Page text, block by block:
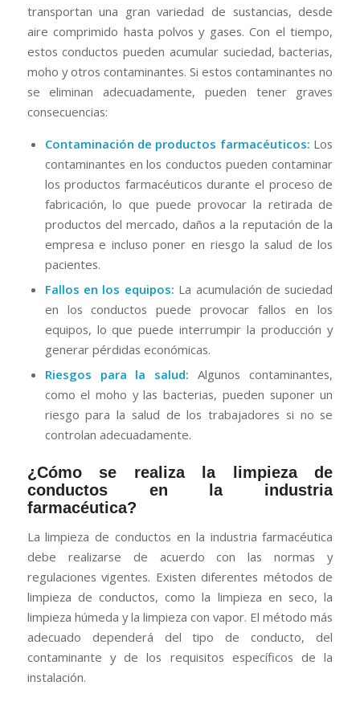
transportan una gran variedad de sustancias, desde
aire comprimido hasta polvos y gases. Con el tiempo,
estos conductos pueden acumular suciedad, bacterias,
moho y otros contaminantes. Si estos contaminantes no
se eliminan adecuadamente, pueden tener graves
consecuencias:
Contaminación de productos farmacéuticos: Los
contaminantes en los conductos pueden contaminar
los productos farmacéuticos durante el proceso de
fabricación, lo que puede provocar la retirada de
productos del mercado, daños a la reputación de la
empresa e incluso poner en riesgo la salud de los
pacientes.
Fallos en los equipos: La acumulación de suciedad
en los conductos puede provocar fallos en los
equipos, lo que puede interrumpir la producción y
generar pérdidas económicas.
Riesgos para la salud: Algunos contaminantes,
como el moho y las bacterias, pueden suponer un
riesgo para la salud de los trabajadores si no se
controlan adecuadamente.
¿Cómo se realiza la limpieza de
conductos en la industria
farmacéutica?
La limpieza de conductos en la industria farmacéutica
debe realizarse de acuerdo con las normas y
regulaciones vigentes. Existen diferentes métodos de
limpieza de conductos, como la limpieza en seco, la
limpieza húmeda y la limpieza con vapor. El método más
adecuado dependerá del tipo de conducto, del
contaminante y de los requisitos específicos de la
instalación.